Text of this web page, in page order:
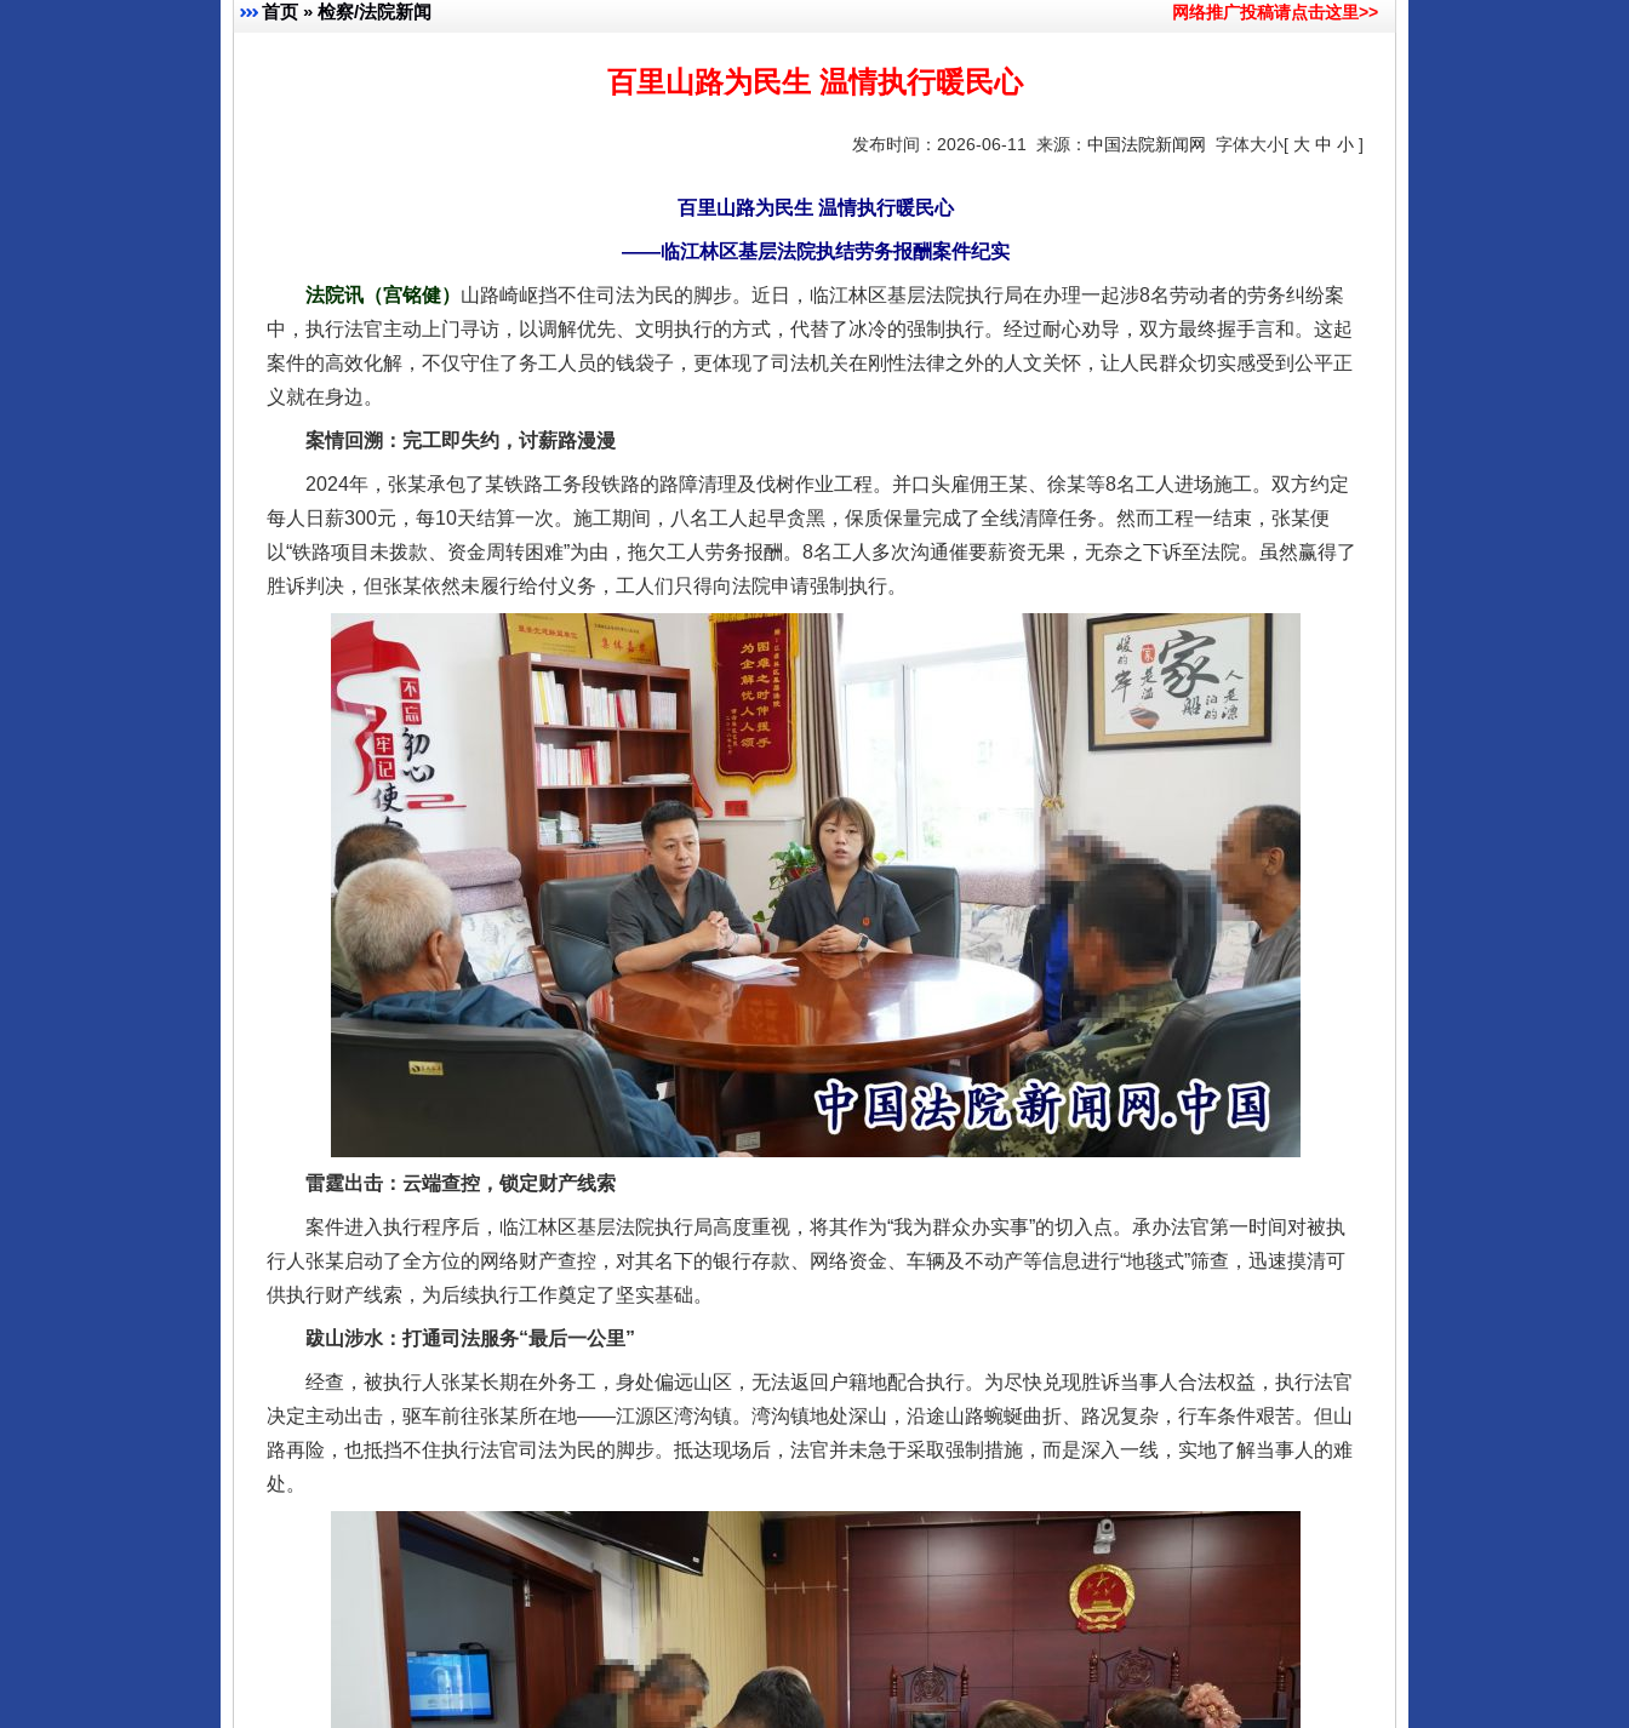
首页 » 检察/法院新闻 网络推广投稿请点击这里>>
百里山路为民生 温情执行暖民心
发布时间：2026-06-11 来源： 中国法院新闻网 字体大小[ 大 中 小 ]
百里山路为民生 温情执行暖民心
——临江林区基层法院执结劳务报酬案件纪实
法院讯（宫铭健） 山路崎岖挡不住司法为民的脚步。近日，临江林区基层法院执行局在办理一起涉8名劳动者的劳务纠纷案
中，执行法官主动上门寻访，以调解优先、文明执行的方式，代替了冰冷的强制执行。经过耐心劝导，双方最终握手言和。这起
案件的高效化解，不仅守住了务工人员的钱袋子，更体现了司法机关在刚性法律之外的人文关怀，让人民群众切实感受到公平正
义就在身边。
案情回溯：完工即失约，讨薪路漫漫
2024年，张某承包了某铁路工务段铁路的路障清理及伐树作业工程。并口头雇佣王某、徐某等8名工人进场施工。双方约定
每人日薪300元，每10天结算一次。施工期间，八名工人起早贪黑，保质保量完成了全线清障任务。然而工程一结束，张某便
以“铁路项目未拨款、资金周转困难”为由，拖欠工人劳务报酬。8名工人多次沟通催要薪资无果，无奈之下诉至法院。虽然赢得了
胜诉判决，但张某依然未履行给付义务，工人们只得向法院申请强制执行。
雷霆出击：云端查控，锁定财产线索
案件进入执行程序后，临江林区基层法院执行局高度重视，将其作为“我为群众办实事”的切入点。承办法官第一时间对被执
行人张某启动了全方位的网络财产查控，对其名下的银行存款、网络资金、车辆及不动产等信息进行“地毯式”筛查，迅速摸清可
供执行财产线索，为后续执行工作奠定了坚实基础。
跋山涉水：打通司法服务“最后一公里”
经查，被执行人张某长期在外务工，身处偏远山区，无法返回户籍地配合执行。为尽快兑现胜诉当事人合法权益，执行法官
决定主动出击，驱车前往张某所在地——江源区湾沟镇。湾沟镇地处深山，沿途山路蜿蜒曲折、路况复杂，行车条件艰苦。但山
路再险，也抵挡不住执行法官司法为民的脚步。抵达现场后，法官并未急于采取强制措施，而是深入一线，实地了解当事人的难
处。